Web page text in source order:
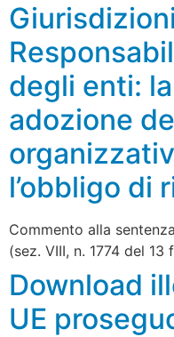
degli enti:
adozione
l’obbligo di
Commento alla
(sez. VIII, n. 1774 del
Download
UE